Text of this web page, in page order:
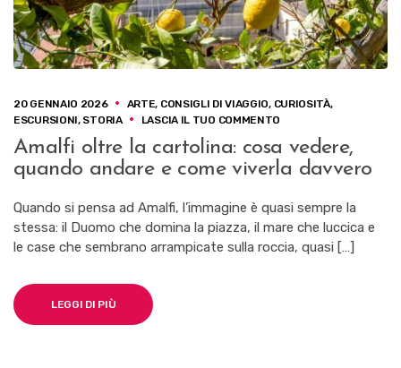
20 GENNAIO 2026 ARTE, CONSIGLI DI VIAGGIO, CURIOSITÀ,
ESCURSIONI, STORIA LASCIA IL TUO COMMENTO
OLTRE
LA
COSA
VEDERE,
QUANDO
ANDARE
Amalfi oltre la cartolina: cosa vedere,
quando andare e come viverla davvero
Quando si pensa ad Amalfi, l’immagine è quasi sempre la
stessa: il Duomo che domina la piazza, il mare che luccica e
le case che sembrano arrampicate sulla roccia, quasi […]
LEGGI DI PIÙ